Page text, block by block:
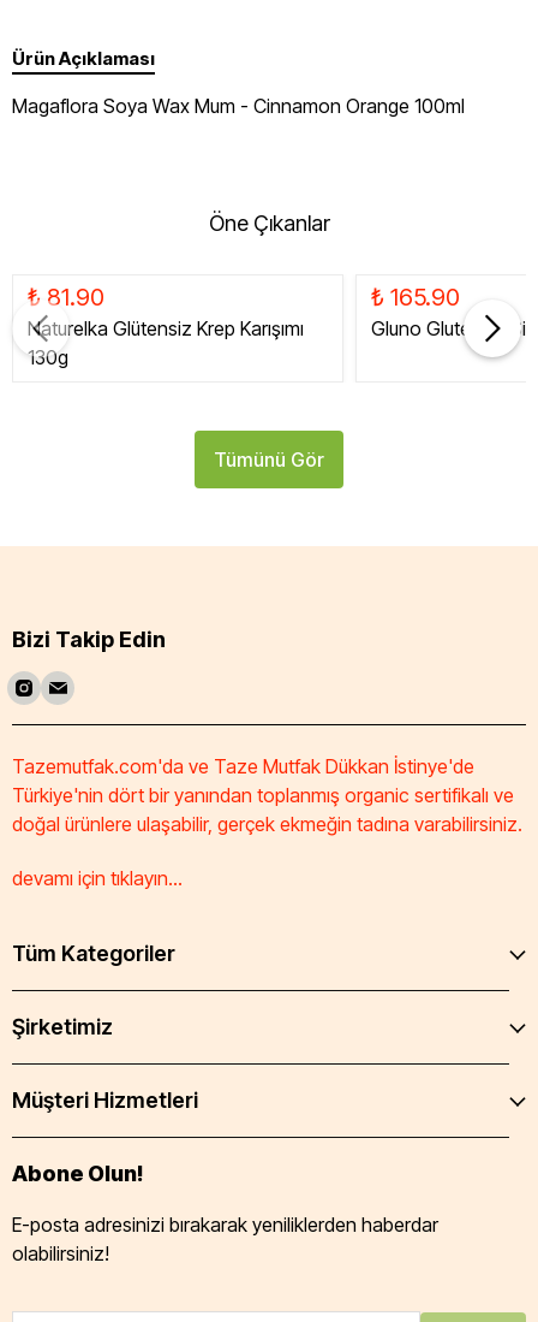
Ürün Açıklaması
Magaflora Soya Wax Mum - Cinnamon Orange 100ml
Öne Çıkanlar
₺ 81.90
Naturelka Glütensiz Krep Karışımı
130g
₺ 165.90
Gluno Glutensiz
Tümünü Gör
Bizi Takip Edin
Tazemutfak.com'da ve Taze Mutfak Dükkan İstinye'de
Türkiye'nin dört bir yanından toplanmış organic sertifikalı ve
doğal ürünlere ulaşabilir, gerçek ekmeğin tadına varabilirsiniz.
devamı için tıklayın...
Tüm Kategoriler
Şirketimiz
Müşteri Hizmetleri
Abone Olun!
E-posta adresinizi bırakarak yeniliklerden haberdar
olabilirsiniz!